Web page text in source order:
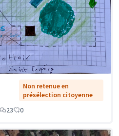
Non retenue en
présélection citoyenne
23 0